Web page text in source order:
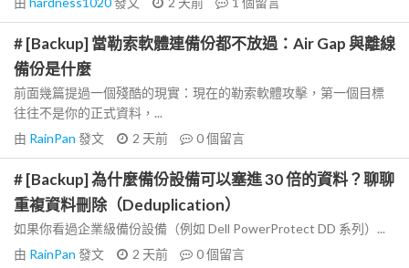
# [Backup] 當勒索軟體連備份都不放過：Air Gap 與離線
備份是什麼
前面幾篇提過一個殘酷的現實：現在的勒索軟體攻擊，第一個目標
往往不是你的正式資料，...
由 RainPan 發文 2 天前 0個留言
# [Backup] 為什麼備份設備可以塞進 30 倍的資料？聊聊
重複資料刪除（Deduplication）
如果你看過企業級備份設備（例如 Dell PowerProtect DD 系列）...
由 RainPan 發文 2 天前 0個留言